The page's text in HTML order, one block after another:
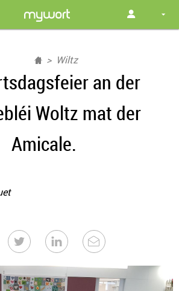
Wiltz
an der
Woltz mat der
Amicale.